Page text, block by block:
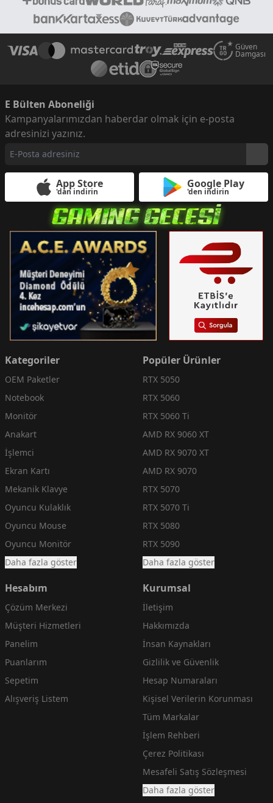
Güven
Damgası
E Bülten Aboneliği
Kampanyalarımızdan haberdar olmak için e-posta
adresinizi yazınız.
App Store
'dan indirin
Google Play
'den indirin
Kategoriler
OEM Paketler
Notebook
Monitör
Anakart
İşlemci
Ekran Kartı
Mekanik Klavye
Oyuncu Kulaklık
Oyuncu Mouse
Oyuncu Monitör
Daha fazla göster
Popüler Ürünler
RTX 5050
RTX 5060
RTX 5060 Ti
AMD RX 9060 XT
AMD RX 9070 XT
AMD RX 9070
RTX 5070
RTX 5070 Ti
RTX 5080
RTX 5090
Daha fazla göster
Hesabım
Çözüm Merkezi
Müşteri Hizmetleri
Panelim
Puanlarım
Sepetim
Alışveriş Listem
Kurumsal
İletişim
Hakkımızda
İnsan Kaynakları
Gizlilik ve Güvenlik
Hesap Numaraları
Kişisel Verilerin Korunması
Tüm Markalar
İşlem Rehberi
Çerez Politikası
Mesafeli Satış Sözleşmesi
Daha fazla göster